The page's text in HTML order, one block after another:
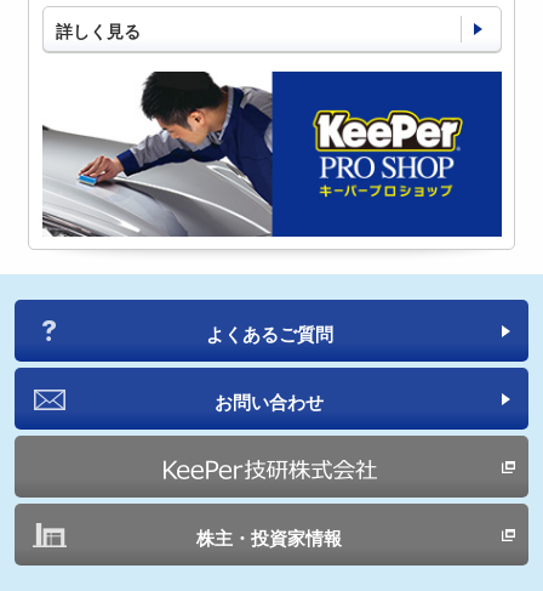
詳しく見る
よくあるご質問
お問い合わせ
株主・投資家情報